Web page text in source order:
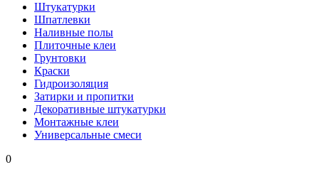
Штукатурки
Шпатлевки
Наливные полы
Плиточные клеи
Грунтовки
Краски
Гидроизоляция
Затирки и пропитки
Декоративные штукатурки
Монтажные клеи
Универсальные смеси
0